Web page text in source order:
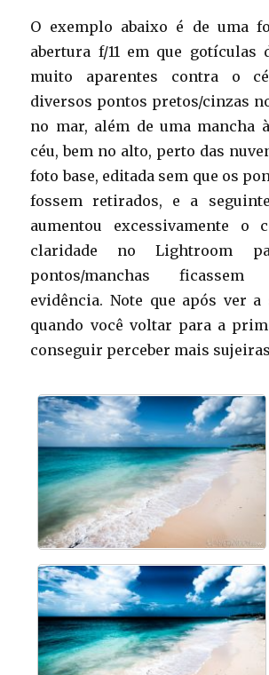
O exemplo abaixo é de uma
abertura f/11 em que gotículas
muito aparentes contra o
diversos pontos pretos/cinzas
no mar, além de uma mancha
céu, bem no alto, perto das
foto base, editada sem que os
fossem retirados, e a
aumentou excessivamente o
claridade no Lightroom
pontos/manchas
evidência. Note que após ver a
quando você voltar para a
conseguir perceber mais